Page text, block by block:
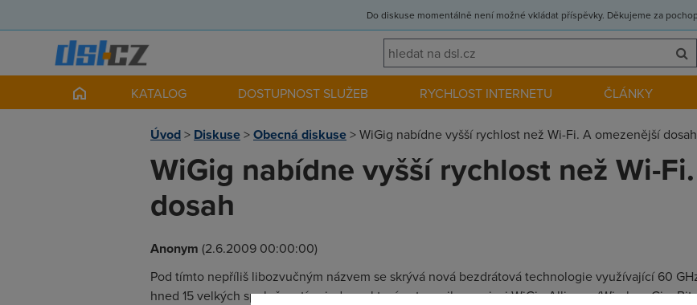
Do diskuse momentálně není možné vkládat příspěvky. Děkujeme za
KATALOG DOSTUPNOST SLUŽEB RYCHLOST INTERNETU ČLÁNKY
Úvod> Diskuse>Obecná diskuse>WiGig nabídne vyšší rychlost než Wi-Fi. A omezenější dosah
WiGig nabídne vyšší rychlost než Wi-
dosah
Anonym (2.6.2009 00:00:00)
Pod tímto nepříliš libozvučným názvem se skrývá nová bezdrátová technologie využívající 60
hned 15 velkých společností najednou, které ustanovily asociaci WiGig Alliance (Wireless GigaBit